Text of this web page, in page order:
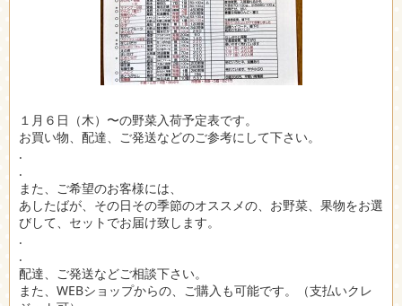
１月６日（木）〜の野菜入荷予定表です。
お買い物、配達、ご発送などのご参考にして下さい。
.
.
また、ご希望のお客様には、
あしたばが、その日その季節のオススメの、お野菜、果物をお選
びして、セットでお届け致します。
.
.
配達、ご発送などご相談下さい。
また、WEBショップからの、ご購入も可能です。（支払いクレ